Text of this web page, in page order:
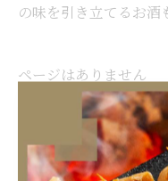
の味を引き立てるお酒
ページはありません
タグ